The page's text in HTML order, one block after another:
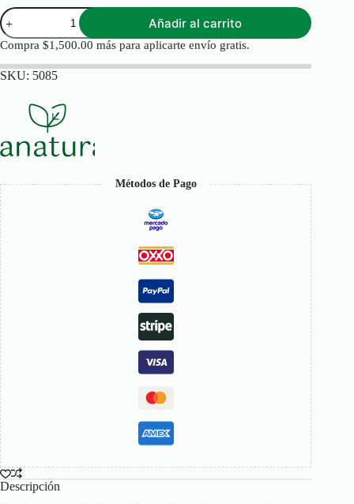
Jabón
de
Lecitina
100
g
Shanaturals
Añadir al carrito
Compra $1,500.00 más para aplicarte envío gratis.
SKU: 5085
Métodos de Pago
Descripción